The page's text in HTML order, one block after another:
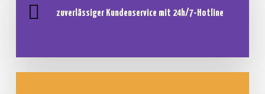
zuverlässiger Kundenservice mit 24h/7-Hotline